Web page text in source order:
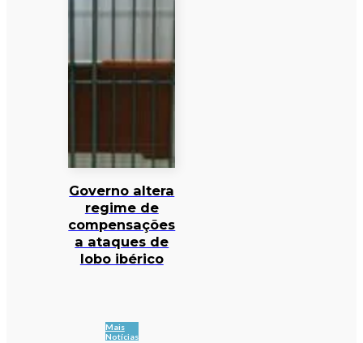
Governo altera
regime de
compensações
a ataques de
lobo ibérico
Mais
Notícias